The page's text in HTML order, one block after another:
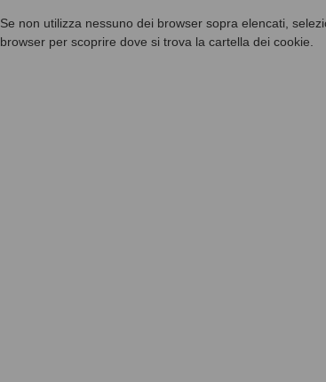
Se non utilizza nessuno dei browser sopra elencati,
browser per scoprire dove si trova la cartella dei cookie.